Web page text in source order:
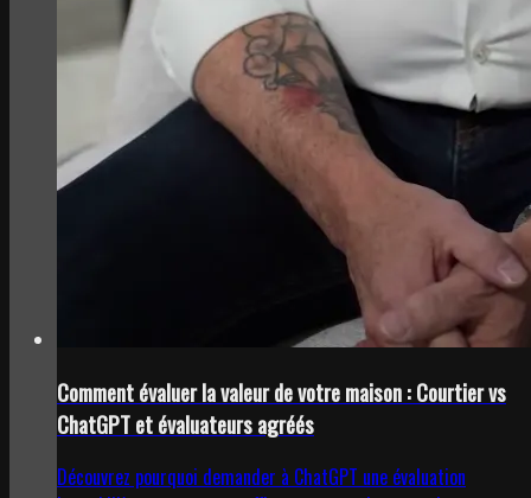
Comment évaluer la valeur de votre maison : Courtier vs
ChatGPT et évaluateurs agréés
Découvrez pourquoi demander à ChatGPT une évaluation